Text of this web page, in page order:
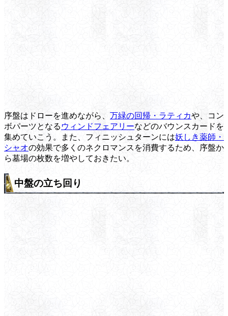
序盤はドローを進めながら、 万緑の回帰・ラティカや、コン
ボパーツとなるウィンドフェアリーなどのバウンスカードを
集めていこう。また、フィニッシュターンには妖しき薬師・
シャオの効果で多くのネクロマンスを消費するため、序盤か
ら墓場の枚数を増やしておきたい。
中盤の立ち回り